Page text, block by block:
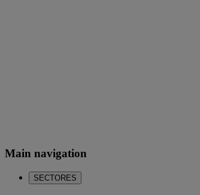
Main navigation
SECTORES